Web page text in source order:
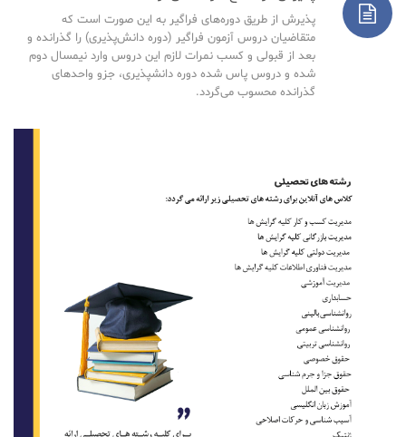
پذیرش از طریق دوره‌های فراگیر به این صورت است که
متقاضیان دروس آزمون فراگیر (دوره دانش‌پذیری) را گذرانده و
بعد از قبولی و کسب نمرات لازم این دروس وارد نیمسال دوم
شده و دروس پاس شده دوره دانشپذیری، جزو واحدهای
گذرانده محسوب می‌گردد.